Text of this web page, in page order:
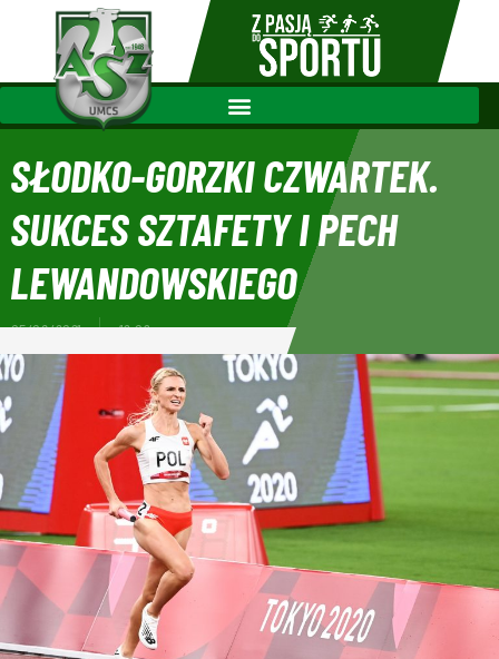
SŁODKO-GORZKI CZWARTEK.
SUKCES SZTAFETY I PECH
LEWANDOWSKIEGO
05/08/2021 12:09